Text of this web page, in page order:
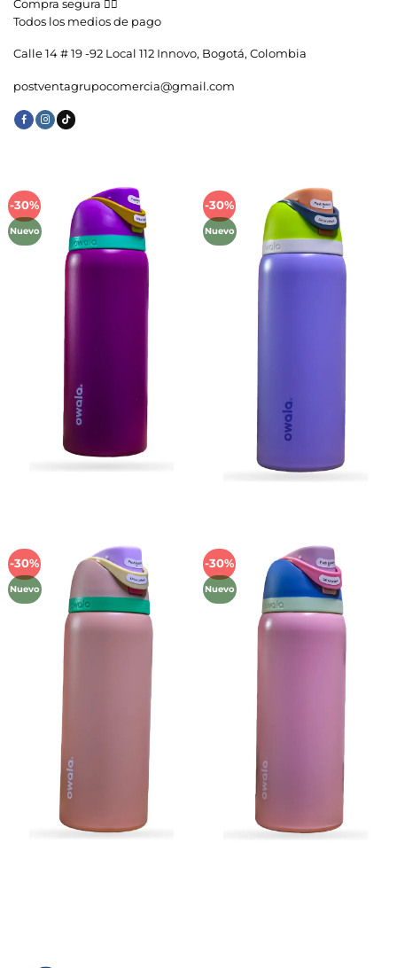
Compra segura 👇🏼
Todos los medios de pago
Calle 14 # 19 -92 Local 112 Innovo, Bogotá, Colombia
postventagrupocomercia@gmail.com
-30%
Nuevo
Añadir
lista de
deseos
-30%
Nuevo
Añadir
lista de
deseos
-30%
Nuevo
Añadir
lista de
deseos
-30%
Nuevo
Añadir
lista de
deseos